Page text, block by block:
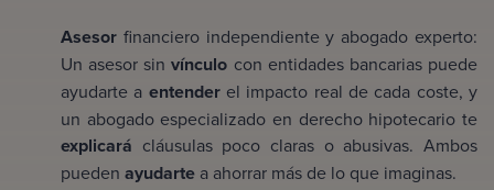
Asesor financiero independiente y abogado experto:
Un asesor sinvínculo con entidades bancarias puede
ayudarte a entender el impacto real de cada coste, y
un abogado especializado en derecho hipotecario te
explicará cláusulas poco claras o abusivas. Ambos
pueden ayudarte a ahorrar más de lo que imaginas.